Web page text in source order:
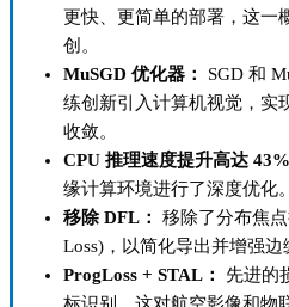
更快、更简单的部署，这一
创。
MuSGD 优化器：
SGD 和
练创新引入计算机视觉，实
收敛。
CPU 推理速度提升高达 43%
缘计算环境进行了深度优化。
移除 DFL：
移除了分布焦
Loss)，以简化导出并增强边
ProgLoss + STAL：
先进的